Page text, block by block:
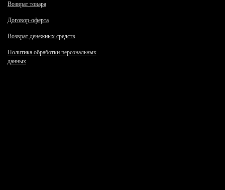
Возврат товара
Договор-оферта
Возврат денежных средств
Политика обработки персональных
данных